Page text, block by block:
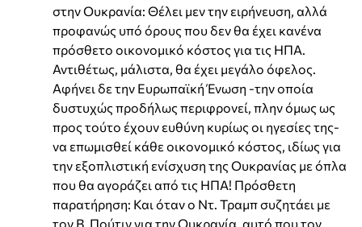
στην Ουκρανία: Θέλει μεν την ειρήνευση, αλλά
προφανώς υπό όρους που δεν θα έχει κανένα
πρόσθετο οικονομικό κόστος για τις ΗΠΑ.
Αντιθέτως, μάλιστα, θα έχει μεγάλο όφελος.
Αφήνει δε την Ευρωπαϊκή Ένωση -την οποία
δυστυχώς προδήλως περιφρονεί, πλην όμως ως
προς τούτο έχουν ευθύνη κυρίως οι ηγεσίες της-
να επωμισθεί κάθε οικονομικό κόστος, ιδίως για
την εξοπλιστική ενίσχυση της Ουκρανίας με όπλα
που θα αγοράζει από τις ΗΠΑ! Πρόσθετη
παρατήρηση: Και όταν ο Ντ. Τραμπ συζητάει με
τον Β. Πούτιν για την Ουκρανία, αυτό που τον